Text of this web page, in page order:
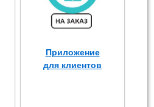
Приложение
для клиентов